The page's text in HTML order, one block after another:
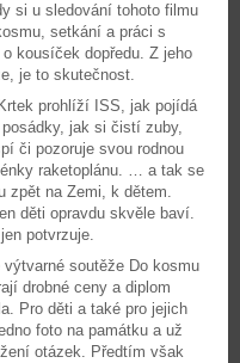
si u sledování tohoto filmu
setkání a práci s
kousíček dopředu. Z jeho
je to skutečnost.
prohlíží ISS, jak pojídá
jak si čistí zuby,
či pozoruje svou rodnou
raketoplánu. … a tak se
zpět na Zemi, k dětem.
děti opravdu skvěle baví.
potvrzuje.
soutěže Do kosmu
drobné ceny a diplom
Pro děti a také pro jejich
foto na památku a už
otázek. Předtím však